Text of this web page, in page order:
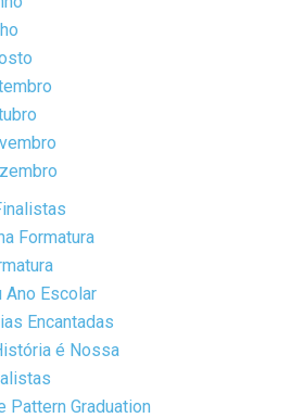
Formatura
Ano Escolar
Encantadas
é Nossa
Pattern Graduation